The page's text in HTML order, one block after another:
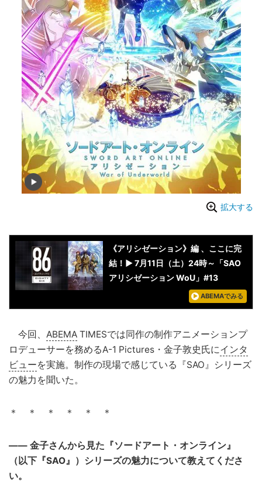
拡大する
《アリシゼーション》編 、ここに完
結！▶︎ 7月11日（土）24時～「SAO
アリシゼーション WoU」#13
ABEMAでみる
今回、 ABEMA TIMESでは同作の制作アニメーションプ
ロデューサーを務めるA-1 Pictures・金子敦史氏にインタ
ビューを実施。制作の現場で感じている『SAO』シリーズ
の魅力を聞いた。
＊ ＊ ＊ ＊ ＊ ＊
―― 金子さんから見た『ソードアート・オンライン』
（以下『SAO』）シリーズの魅力について教えてくださ
い。